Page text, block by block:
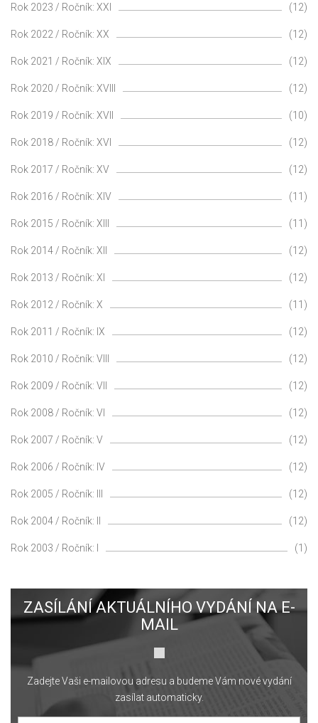
Rok 2023 / Ročník: XXI (12)
Rok 2022 / Ročník: XX (12)
Rok 2021 / Ročník: XIX (12)
Rok 2020 / Ročník: XVIII (12)
Rok 2019 / Ročník: XVII (10)
Rok 2018 / Ročník: XVI (12)
Rok 2017 / Ročník: XV (12)
Rok 2016 / Ročník: XIV (11)
Rok 2015 / Ročník: XIII (11)
Rok 2014 / Ročník: XII (12)
Rok 2013 / Ročník: XI (12)
Rok 2012 / Ročník: X (11)
Rok 2011 / Ročník: IX (12)
Rok 2010 / Ročník: VIII (12)
Rok 2009 / Ročník: VII (12)
Rok 2008 / Ročník: VI (12)
Rok 2007 / Ročník: V (12)
Rok 2006 / Ročník: IV (12)
Rok 2005 / Ročník: III (12)
Rok 2004 / Ročník: II (12)
Rok 2003 / Ročník: I (1)
ZASÍLÁNÍ AKTUÁLNÍHO VYDÁNÍ NA E-
MAIL
Zadejte Vaši e-mailovou adresu a budeme Vám nové vydání
zasílat automaticky.